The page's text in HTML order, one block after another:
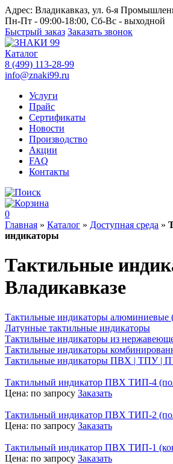
Адрес: Владикавказ, ул. 6-я
Пн-Пт - 09:00-18:00, Сб-Вс - выходной
Быстрый заказ Заказать звонок
Каталог
8 (499) 113-28-99
info@znaki99.ru
Услуги
Прайс
Сертификаты
Новости
Производство
Акции
FAQ
Контакты
0
Главная » Каталог » Доступная среда »
индикаторы
Тактильные
Владикавказе
Тактильные индикаторы алюминиевые
Латунные тактильные индикаторы
Тактильные индикаторы из
Тактильные индикаторы
Тактильные индикаторы ПВХ | ТПУ |
Тактильный индикатор ПВХ ТИП-4
Цена: по запросу Заказать
Тактильный индикатор ПВХ ТИП-2
Цена: по запросу Заказать
Тактильный индикатор ПВХ ТИП-1
Цена: по запросу Заказать